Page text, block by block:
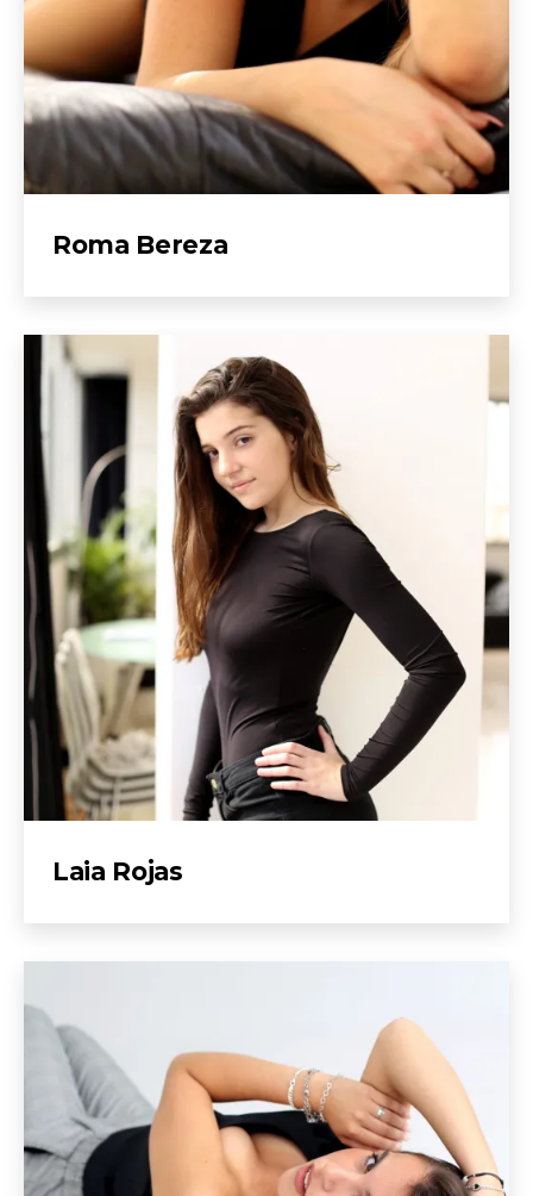
Roma Bereza
Laia Rojas